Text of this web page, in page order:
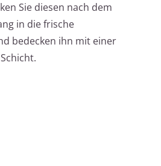
Sie diesen nach dem
in die frische
bedecken ihn mit einer